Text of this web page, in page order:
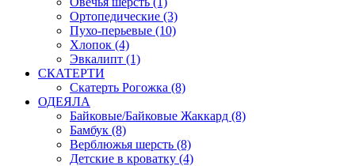
Ортопедические (3)
Пухо-перьевые (10)
Хлопок (4)
Эвкалипт (1)
СКАТЕРТИ
Скатерть Рогожка (8)
ОДЕЯЛА
Байковые/Байковые Жаккард (8)
Бамбук (8)
Верблюжья шерсть (8)
Детские в кроватку (4)